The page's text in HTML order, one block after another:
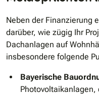
Neben der Finanzierung
darüber, wie zügig Ihr
Dachanlagen auf
insbesondere folgende
Bayerische
Photovoltaikanlagen,